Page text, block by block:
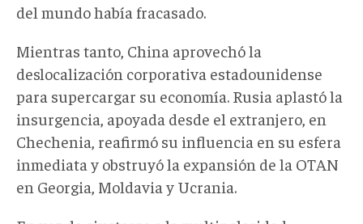
del mundo había fracasado.
Mientras tanto, China aprovechó la
deslocalización corporativa estadounidense
para supercargar su economía. Rusia aplastó la
insurgencia, apoyada desde el extranjero, en
Chechenia, reafirmó su influencia en su esfera
inmediata y obstruyó la expansión de la OTAN
en Georgia, Moldavia y Ucrania.